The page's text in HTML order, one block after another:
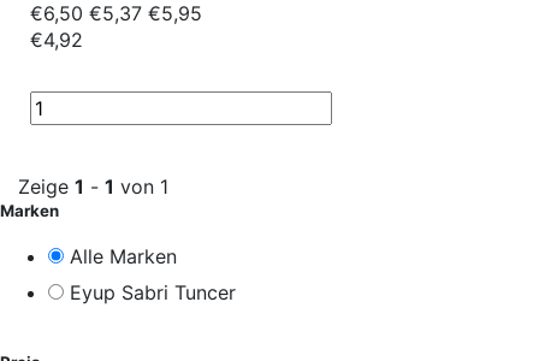
€6,50 €5,37 €5,95
€4,92
Zeige 1 - 1 von 1
Marken
Alle Marken
Eyup Sabri Tuncer